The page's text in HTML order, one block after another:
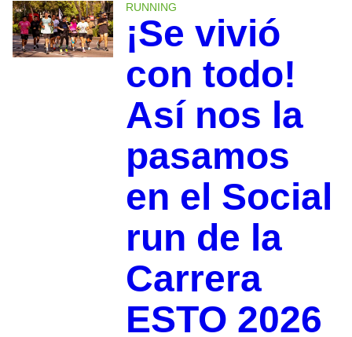
RUNNING
¡Se vivió
con todo!
Así nos la
pasamos
en el Social
run de la
Carrera
ESTO 2026